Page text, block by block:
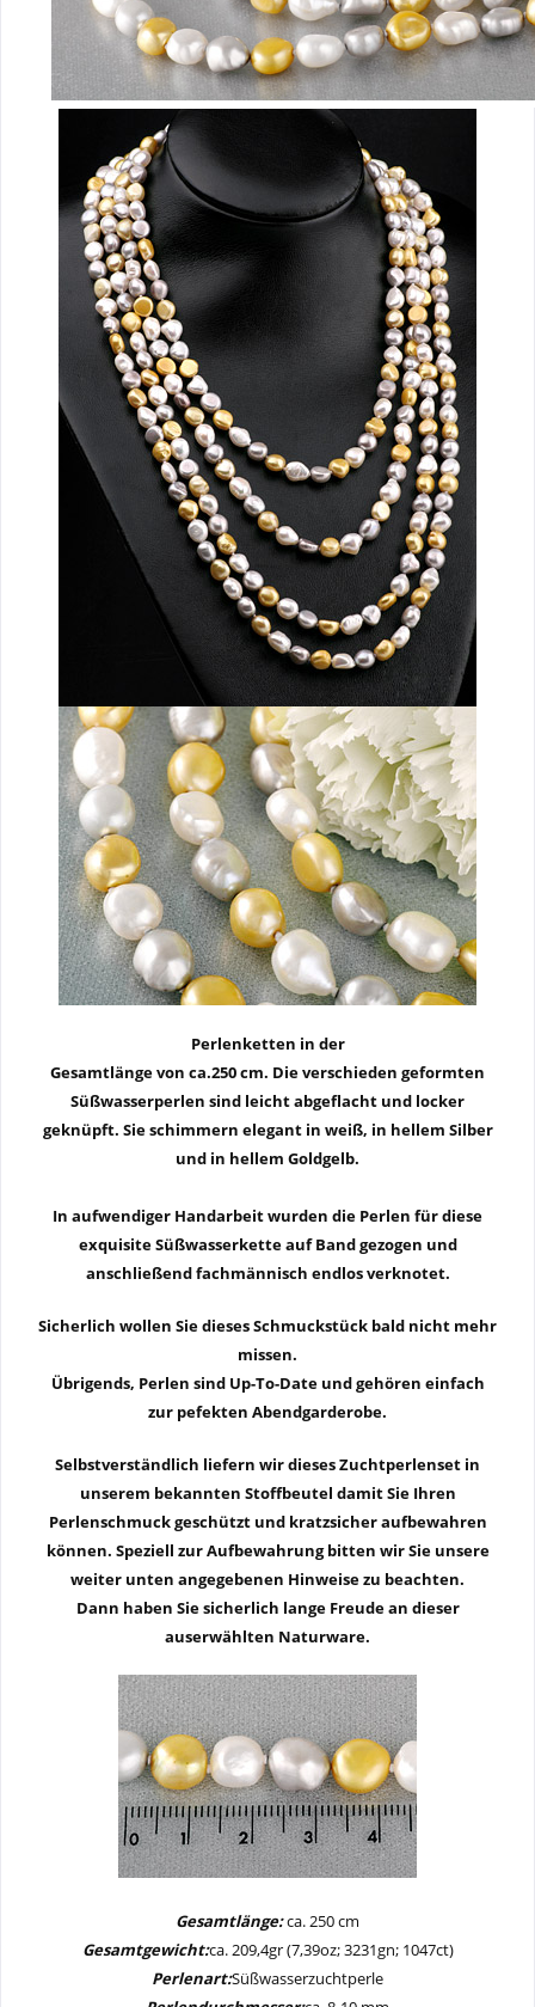
Perlenketten in der
Gesamtlänge von ca.250 cm. Die verschieden geformten
Süßwasserperlen sind leicht abgeflacht und locker
geknüpft. Sie schimmern elegant in weiß, in hellem Silber
und in hellem Goldgelb.
In aufwendiger Handarbeit wurden die Perlen für diese
exquisite Süßwasserkette auf Band gezogen und
anschließend fachmännisch endlos verknotet.
Sicherlich wollen Sie dieses Schmuckstück bald nicht mehr
missen.
Übrigends, Perlen sind Up-To-Date und gehören einfach
zur pefekten Abendgarderobe.
Selbstverständlich liefern wir dieses Zuchtperlenset in
unserem bekannten Stoffbeutel damit Sie Ihren
Perlenschmuck geschützt und kratzsicher aufbewahren
können. Speziell zur Aufbewahrung bitten wir Sie unsere
weiter unten angegebenen Hinweise zu beachten.
Dann haben Sie sicherlich lange Freude an dieser
auserwählten Naturware.
Gesamtlänge:ca. 250 cm
Gesamtgewicht:ca. 209,4gr (7,39oz; 3231gn; 1047ct)
Perlenart:Süßwasserzuchtperle